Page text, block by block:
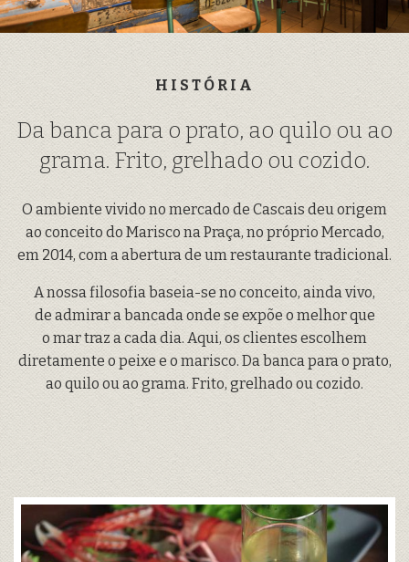
HISTÓRIA
Da banca para o prato, ao quilo ou ao
grama. Frito, grelhado ou cozido.
O ambiente vivido no mercado de Cascais deu origem
ao conceito do Marisco na Praça, no próprio Mercado,
em 2014, com a abertura de um restaurante tradicional.
A nossa filosofia baseia-se no conceito, ainda vivo,
de admirar a bancada onde se expõe o melhor que
o mar traz a cada dia. Aqui, os clientes escolhem
diretamente o peixe e o marisco. Da banca para o prato,
ao quilo ou ao grama. Frito, grelhado ou cozido.